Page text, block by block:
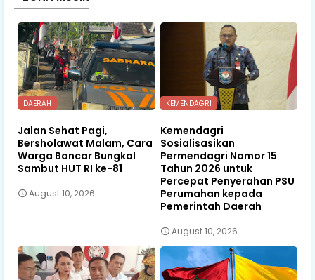
DAERAH
Jalan Sehat Pagi,
Bersholawat Malam, Cara
Warga Bancar Bungkal
Sambut HUT RI ke-81
August 10, 2026
KEMENDAGRI
Kemendagri
Sosialisasikan
Permendagri Nomor 15
Tahun 2026 untuk
Percepat Penyerahan PSU
Perumahan kepada
Pemerintah Daerah
August 10, 2026